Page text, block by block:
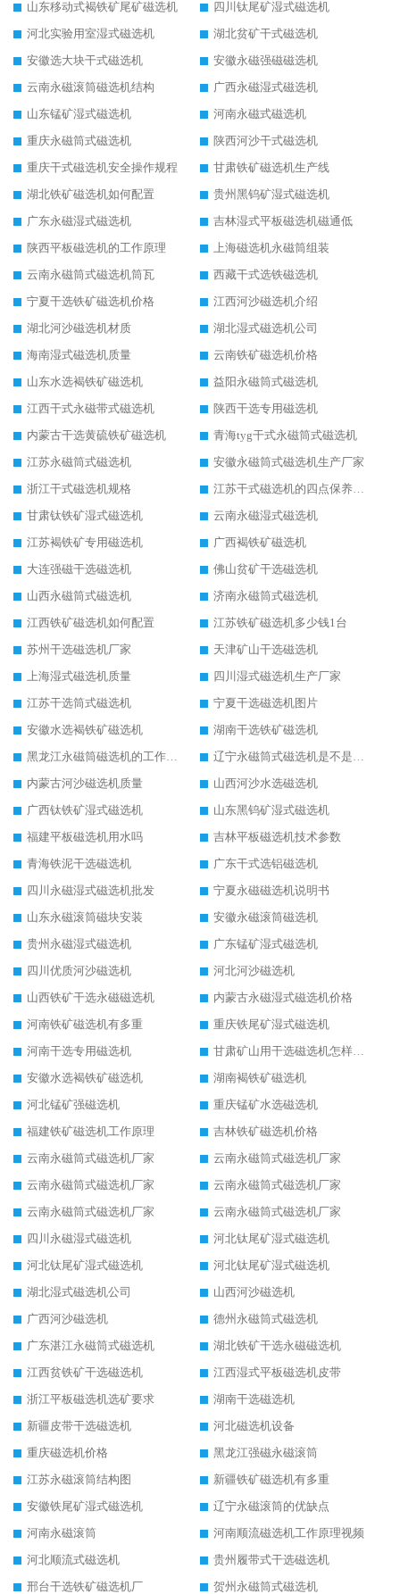
山东移动式褐铁矿尾矿磁选机
四川钛尾矿湿式磁选机
河北实验用室湿式磁选机
湖北贫矿干式磁选机
安徽选大块干式磁选机
安徽永磁强磁磁选机
云南永磁滚筒磁选机结构
广西永磁湿式磁选机
山东锰矿湿式磁选机
河南永磁式磁选机
重庆永磁筒式磁选机
陕西河沙干式磁选机
重庆干式磁选机安全操作规程
甘肃铁矿磁选机生产线
湖北铁矿磁选机如何配置
贵州黑钨矿湿式磁选机
广东永磁湿式磁选机
吉林湿式平板磁选机磁通低
陕西平板磁选机的工作原理
上海磁选机永磁筒组装
云南永磁筒式磁选机筒瓦
西藏干式选铁磁选机
宁夏干选铁矿磁选机价格
江西河沙磁选机介绍
湖北河沙磁选机材质
湖北湿式磁选机公司
海南湿式磁选机质量
云南铁矿磁选机价格
山东水选褐铁矿磁选机
益阳永磁筒式磁选机
江西干式永磁带式磁选机
陕西干选专用磁选机
内蒙古干选黄硫铁矿磁选机
青海tyg干式永磁筒式磁选机
江苏永磁筒式磁选机
安徽永磁筒式磁选机生产厂家
浙江干式磁选机规格
甘肃钛铁矿湿式磁选机
云南永磁湿式磁选机
江苏褐铁矿专用磁选机
广西褐铁矿磁选机
大连强磁干选磁选机
佛山贫矿干选磁选机
山西永磁筒式磁选机
济南永磁筒式磁选机
江西铁矿磁选机如何配置
江苏铁矿磁选机多少钱1台
苏州干选磁选机厂家
天津矿山干选磁选机
上海湿式磁选机质量
四川湿式磁选机生产厂家
江苏干选筒式磁选机
宁夏干选磁选机图片
安徽水选褐铁矿磁选机
湖南干选铁矿磁选机
内蒙古河沙磁选机质量
山西河沙水选磁选机
广西钛铁矿湿式磁选机
山东黑钨矿湿式磁选机
福建平板磁选机用水吗
吉林平板磁选机技术参数
青海铁泥干选磁选机
广东干式选铝磁选机
四川永磁湿式磁选机批发
宁夏永磁磁选机说明书
山东永磁滚筒磁块安装
安徽永磁滚筒磁选机
贵州永磁湿式磁选机
广东锰矿湿式磁选机
四川优质河沙磁选机
河北河沙磁选机
山西铁矿干选永磁磁选机
内蒙古永磁湿式磁选机价格
河南铁矿磁选机有多重
重庆铁尾矿湿式磁选机
河南干选专用磁选机
安徽水选褐铁矿磁选机
湖南褐铁矿磁选机
河北锰矿强磁选机
重庆锰矿水选磁选机
福建铁矿磁选机工作原理
吉林铁矿磁选机价格
云南永磁筒式磁选机厂家
云南永磁筒式磁选机厂家
云南永磁筒式磁选机厂家
云南永磁筒式磁选机厂家
云南永磁筒式磁选机厂家
云南永磁筒式磁选机厂家
四川永磁湿式磁选机
河北钛尾矿湿式磁选机
河北钛尾矿湿式磁选机
河北钛尾矿湿式磁选机
湖北湿式磁选机公司
山西河沙磁选机
广西河沙磁选机
德州永磁筒式磁选机
广东湛江永磁筒式磁选机
湖北铁矿干选永磁磁选机
江西贫铁矿干选磁选机
江西湿式平板磁选机皮带
浙江平板磁选机选矿要求
湖南干选磁选机
新疆皮带干选磁选机
河北磁选机设备
重庆磁选机价格
黑龙江强磁永磁滚筒
江苏永磁滚筒结构图
新疆铁矿磁选机有多重
安徽铁尾矿湿式磁选机
辽宁永磁滚筒的优缺点
河南永磁滚筒
河南顺流磁选机工作原理视频
河北顺流式磁选机
贵州履带式干选磁选机
邢台干选铁矿磁选机厂
贺州永磁筒式磁选机